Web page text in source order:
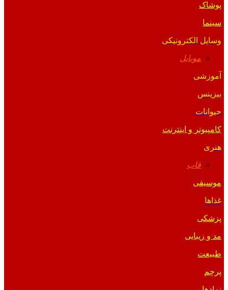
پوشاک
سینما
وسایل الکترونیکی
موبایل
آموزشی
بیزینس
حیوانات
کامپیوتر و اینترنت
هنری
قاب
موسیقی
غذاها
پزشکی
مد و زیبایی
طبیعت
پرچم